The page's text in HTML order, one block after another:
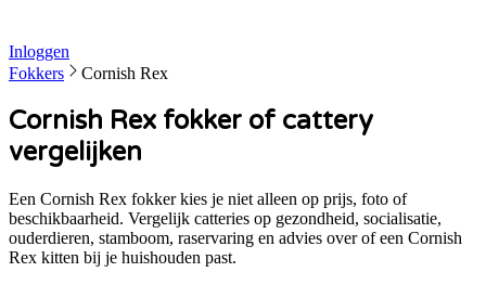
Inloggen
Fokkers
Cornish Rex
Cornish Rex fokker of cattery
vergelijken
Een Cornish Rex fokker kies je niet alleen op prijs, foto of
beschikbaarheid. Vergelijk catteries op gezondheid, socialisatie,
ouderdieren, stamboom, raservaring en advies over of een Cornish
Rex kitten bij je huishouden past.